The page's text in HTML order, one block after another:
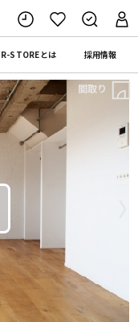
R-STOREとは 採用情報
間取り